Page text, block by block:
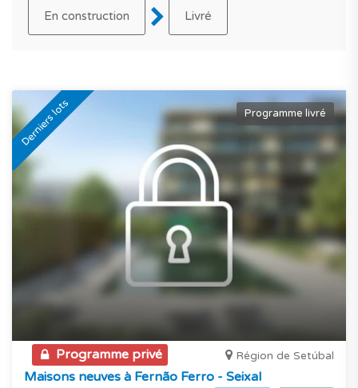
En construction Livré
Derniers lots Programme livré
Programme privé Région de Setúbal
Maisons neuves à Fernão Ferro - Seixal